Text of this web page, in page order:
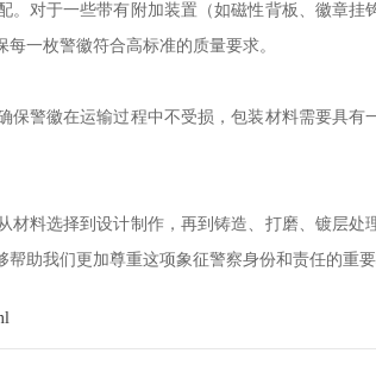
。对于一些带有附加装置（如磁性背板、徽章
一枚警徽符合高标准的质量要求。
保警徽在运输过程中不受损，包装材料需要具
材料选择到设计制作，再到铸造、打磨、镀层
助我们更加尊重这项象征警察身份和责任的重要